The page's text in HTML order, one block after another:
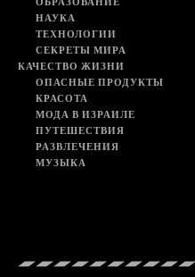
НАУКА
ТЕХНОЛОГИИ
СЕКРЕТЫ МИРА
КАЧЕСТВО ЖИЗНИ
ОПАСНЫЕ ПРОДУКТЫ
КРАСОТА
МОДА В ИЗРАИЛЕ
ПУТЕШЕСТВИЯ
РАЗВЛЕЧЕНИЯ
МУЗЫКА